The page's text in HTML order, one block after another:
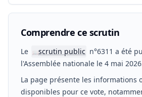
Comprendre ce scrutin
Le 📖scrutin public n°6311 a été
l'Assemblée nationale le 4 mai
La page présente les informations
disponibles pour ce vote,